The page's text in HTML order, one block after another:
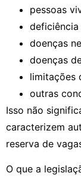
pessoas
doenças
doenças
limitações
outras
Isso não
caracterizem
reserva de
O que a